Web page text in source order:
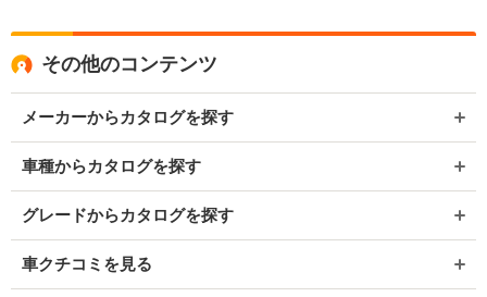
その他のコンテンツ
メーカーからカタログを探す
車種からカタログを探す
グレードからカタログを探す
車クチコミを見る